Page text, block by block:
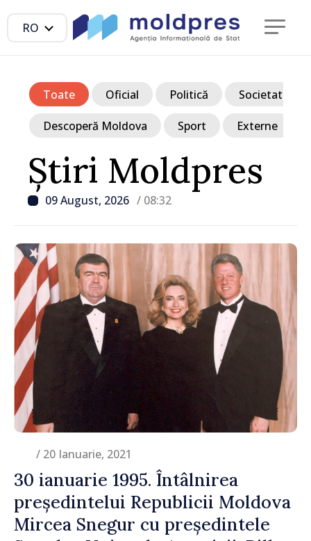
RO
Știri Moldpres
09 August, 2026 / 08:32
Toate Oficial Politică Societate
Descoperă Moldova Sport Externe
/ 20 Ianuarie, 2021
30 ianuarie 1995. Întâlnirea
președintelui Republicii Moldova
Mircea Snegur cu președintele